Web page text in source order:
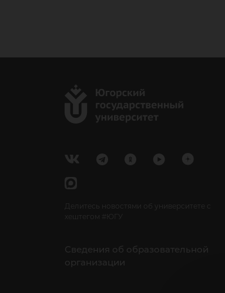
Делитесь новостями об университете с
хештегом #ЮГУ
Сведения об образовательной
организации